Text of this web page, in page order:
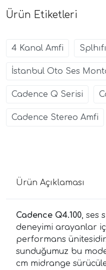
Ürün Etiketleri
4 Kanal Amfi Splhıfı
İstanbul Oto Ses
Cadence Q Serisi
Cadence Stereo Amfi
Ürün Açıklaması
Cadence Q4.100, ses
deneyimi arayanlar
performans
sunduğumuz bu
cm midrange